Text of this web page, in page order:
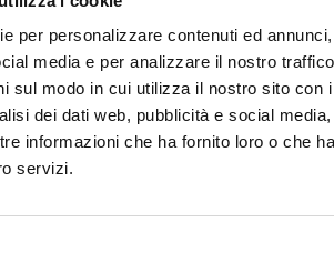
per personalizzare contenuti ed
media e per analizzare il nostro
sul modo in cui utilizza il nostro sito con
dei dati web, pubblicità e social
informazioni che ha fornito loro o che
servizi.